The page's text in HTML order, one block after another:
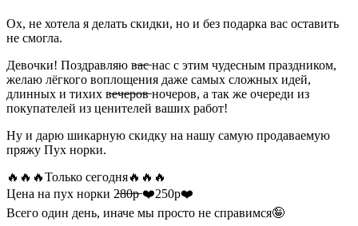
Ох, не хотела я делать скидки, но и без подарка вас оставить
не смогла.
Девочки! Поздравляю в̶а̶с̶ нас с этим чудесным праздником,
желаю лёгкого воплощения даже самых сложных идей,
длинных и тихих в̶е̶ч̶е̶р̶о̶в̶ ночеров, а так же очереди из
покупателей из ценителей ваших работ!
Ну и дарю шикарную скидку на нашу самую продаваемую
пряжу Пух норки.
🔥🔥🔥Только сегодня🔥🔥🔥
Цена на пух норки 2̶8̶0̶р̶ ❤️250р❤️
Всего один день, иначе мы просто не справимся🤪